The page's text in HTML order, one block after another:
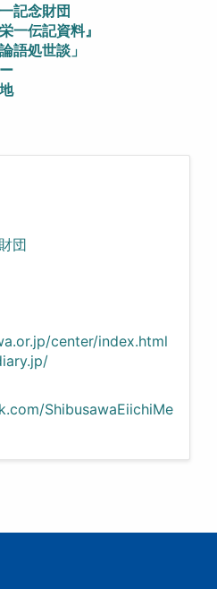
記念財団
一伝記資料』
語処世談」
団
center/index.html
ShibusawaEiichiMe